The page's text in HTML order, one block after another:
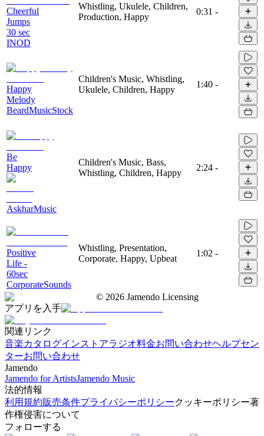
Cheerful
Jumps
30 sec
INOD
Whistling, Ukulele, Children,
Production, Happy
0:31 -
Happy
Melody
BeardMusicStock
Children's Music, Whistling,
Ukulele, Children, Happy
1:40 -
Be
Happy
AskharMusic
Children's Music, Bass,
Whistling, Children, Happy
2:24 -
Positive
Life -
60sec
CorporateSounds
Whistling, Presentation,
Corporate, Happy, Upbeat
1:02 -
© 2026 Jamendo Licensing
アプリを入手
関連リンク
音楽カタログインストアラジオ料金お問い合わせヘルプセン
ターお問い合わせ
Jamendo
Jamendo for ArtistsJamendo Music
法的情報
利用規約販売条件プライバシーポリシークッキーポリシー著
作権侵害について
フォローする